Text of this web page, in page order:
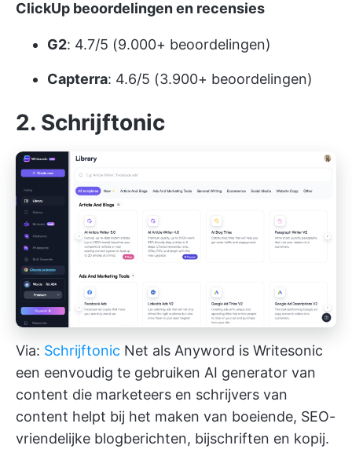
ClickUp beoordelingen en recensies
G2: 4.7/5 (9.000+ beoordelingen)
Capterra: 4.6/5 (3.900+ beoordelingen)
2. Schrijftonic
Via: Schrijftonic Net als Anyword is Writesonic
een eenvoudig te gebruiken AI generator van
content die marketeers en schrijvers van
content helpt bij het maken van boeiende, SEO-
vriendelijke blogberichten, bijschriften en kopij.